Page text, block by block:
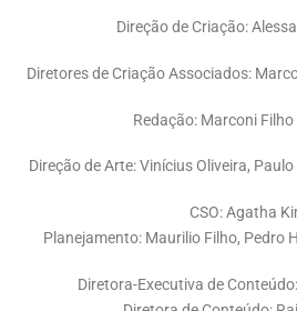
Direção de Criação:
Diretores de Criação Associados:
Redação: Marconi Filho
Direção de Arte: Vinícius Oliveira,
CSO: Agatha
Planejamento: Maurilio Filho, Pedro
Diretora-Executiva de